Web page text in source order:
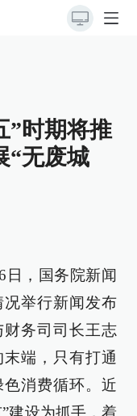
”时期将推
“无废城
日，国务院新闻
举行新闻发布
务司司长王志
端，只有打通
消费循环。近
建设为抓手，着